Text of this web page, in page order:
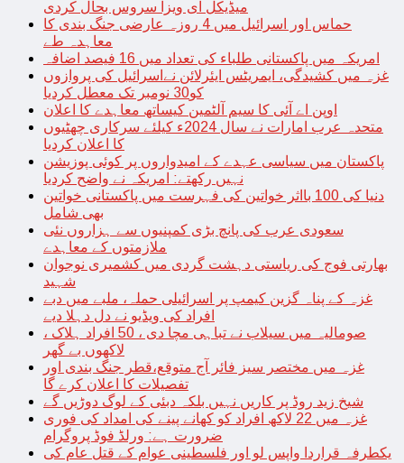
میڈیکل ای ویزا سروس بحال کردی
حماس اور اسرائیل میں 4 روزہ عارضی جنگ بندی کا
معاہدہ طے
امریکہ میں پاکستانی طلباء کی تعداد میں 16 فیصد اضافہ
غزہ میں کشیدگی، ایمریٹس ایئرلائن نےاسرائیل کی پروازوں
کو30 نومبر تک معطل کردیا
اوپن اے آئی کا سیم آلٹمین کیساتھ معاہدے کا اعلان
متحدہ عرب امارات نے سال 2024ء کیلئے سرکاری چھٹیوں
کا اعلان کردیا
پاکستان میں سیاسی عہدے کے امیدواروں پر کوئی پوزیشن
نہیں رکھتے: امریکہ نے واضح کردیا
دنیا کی 100 بااثر خواتین کی فہرست میں پاکستانی خواتین
بھی شامل
سعودی عرب کی پانچ بڑی کمپنیوں سے ہزاروں نئی
ملازمتوں کے معاہدے
بھارتی فوج کی ریاستی دہشت گردی میں کشمیری نوجوان
شہید
غزہ کے پناہ گزین کیمپ پر اسرائیلی حملہ، ملبے میں دبے
افراد کی ویڈیو نے دل دہلا دیے
صومالیہ میں سیلاب نے تباہی مچا دی ، 50 افراد ہلاک ،
لاکھوں بے گھر
غزہ میں مختصر سیز فائر آج متوقع،قطر جنگ بندی اور
تفصیلات کا اعلان کرے گا
شیخ زید روڈ پر کاریں نہیں بلکہ دبئی کے لوگ دوڑیں گے
غزہ میں 22 لاکھ افراد کو کھانے پینے کی امداد کی فوری
ضرورت ہے: ورلڈ فوڈ پروگرام
یکطرفہ قراردا واپس لو اور فلسطینی عوام کے قتل عام کی